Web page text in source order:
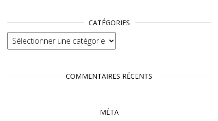
CATÉGORIES
Catégories
COMMENTAIRES RÉCENTS
MÉTA